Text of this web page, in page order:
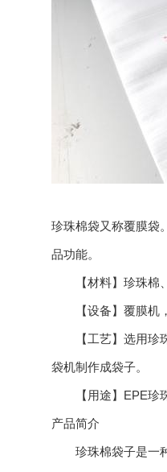
珍珠棉袋又称覆膜袋
品功能。
【材料】珍珠棉、
【设备】覆膜机，
【工艺】选用珍珠
袋机制作成袋子。
【用途】EPE珍珠
产品简介
珍珠棉袋子是一种